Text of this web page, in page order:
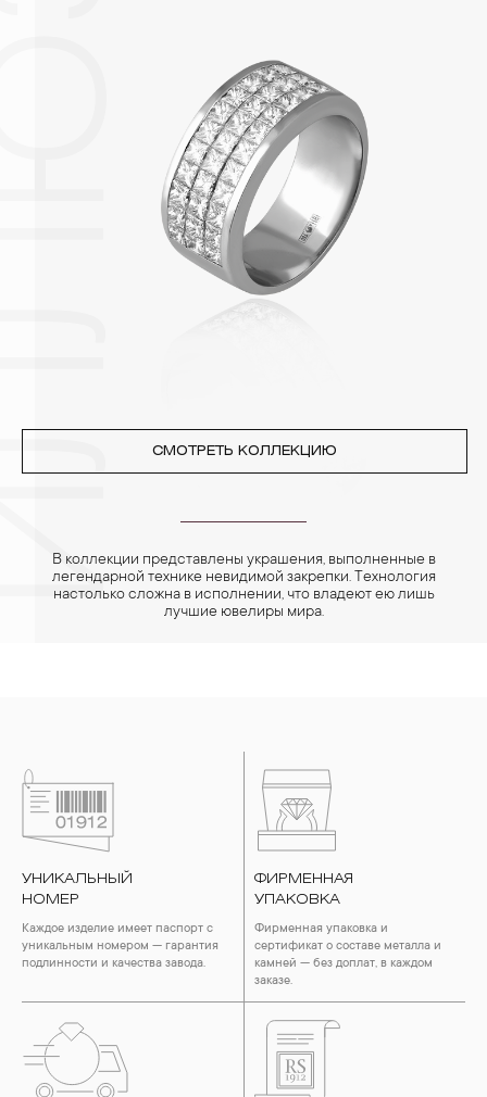
2. Храните ювелирные украшения в футлярах или
специальных мешочках. Так будет меньше шансов
повредить украшение или оставить на нем царапины.
Изделия с бриллиантами необходимо хранить отдельно от
3. Ни в коем случае не храните украшения в ванной комнате.
Особенно беречь от воздействия влаги, необходимо
позолоченные изделия. Также высокую влажность плохо
переносят жемчуг, бирюза, малахит и янтарь.
4. Специалисты обычно рекомендуют чистить украшения не
реже одного раза в месяц, а также регулярно протирать их
СМОТРЕТЬ КОЛЛЕКЦИЮ
В коллекции представлены украшения, выполненные в
легендарной технике невидимой закрепки. Технология
настолько сложна в исполнении, что владеют ею лишь
лучшие ювелиры мира.
УНИКАЛЬНЫЙ
НОМЕР
Каждое изделие имеет паспорт с
уникальным номером — гарантия
подлинности и качества завода.
ФИРМЕННАЯ
УПАКОВКА
Фирменная упаковка и
сертификат о составе металла и
камней — без доплат, в каждом
заказе.